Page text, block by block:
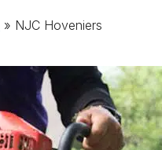
» NJC Hoveniers